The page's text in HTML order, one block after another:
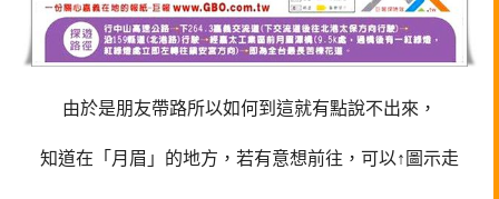
由於是朋友帶路所以如何到這就有點說不出來，
知道在「月眉」的地方，若有意想前往，可以↑圖示走